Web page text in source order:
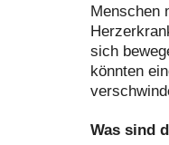
Menschen
sich
könnten
Was sind